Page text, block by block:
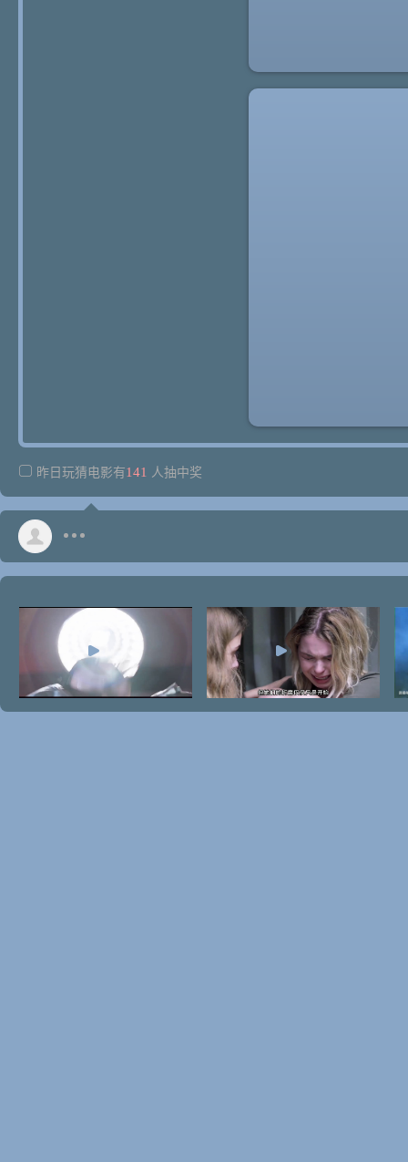
昨日玩猜电影有141 人抽中奖